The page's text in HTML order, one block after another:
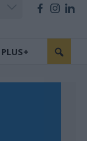
PLUS+